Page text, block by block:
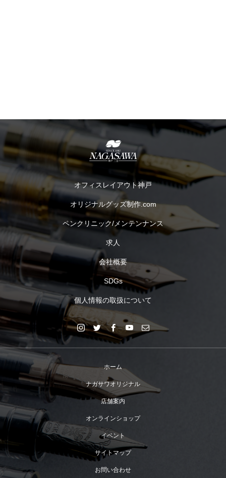
オフィスレイアウト神戸
オリジナルグッズ制作.com
ペンクリニック/メンテンナンス
求人
会社概要
SDGs
個人情報の取扱について
ホーム
ナガサワオリジナル
店舗案内
オンラインショップ
イベント
サイトマップ
お問い合わせ